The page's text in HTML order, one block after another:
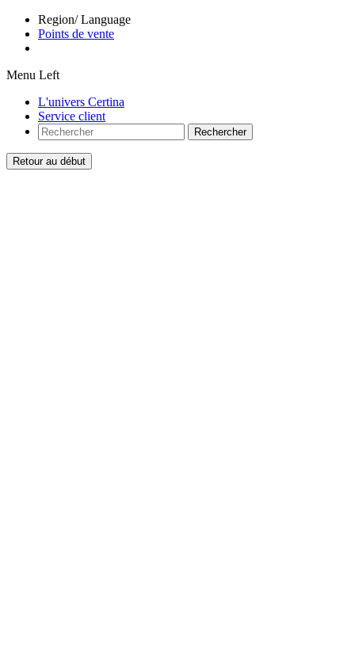
Region/ Language
Points de vente
Menu Left
L'univers Certina
Service client
Rechercher
Retour au début